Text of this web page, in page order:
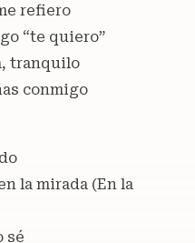
refiero
“te quiero”
tranquilo
conmigo
la mirada (En la
sé